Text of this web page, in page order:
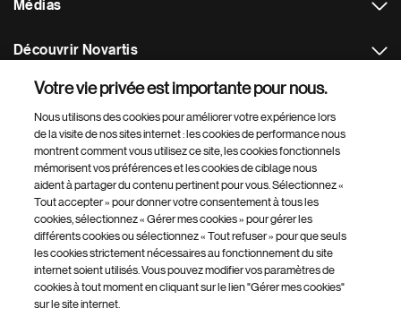
Médias
Découvrir Novartis
Plus de sites Novartis
Footer Site Search
Footer
Bottom
© 2026 Novartis AG
Gérer mes cookies
Votre vie privée est importante pour nous.
Nous utilisons des cookies pour améliorer votre expérience lors
de la visite de nos sites internet : les cookies de performance nous
montrent comment vous utilisez ce site, les cookies fonctionnels
mémorisent vos préférences et les cookies de ciblage nous
aident à partager du contenu pertinent pour vous. Sélectionnez «
Tout accepter » pour donner votre consentement à tous les
cookies, sélectionnez « Gérer mes cookies » pour gérer les
différents cookies ou sélectionnez « Tout refuser » pour que seuls
les cookies strictement nécessaires au fonctionnement du site
internet soient utilisés. Vous pouvez modifier vos paramètres de
cookies à tout moment en cliquant sur le lien "Gérer mes cookies"
sur le site internet.